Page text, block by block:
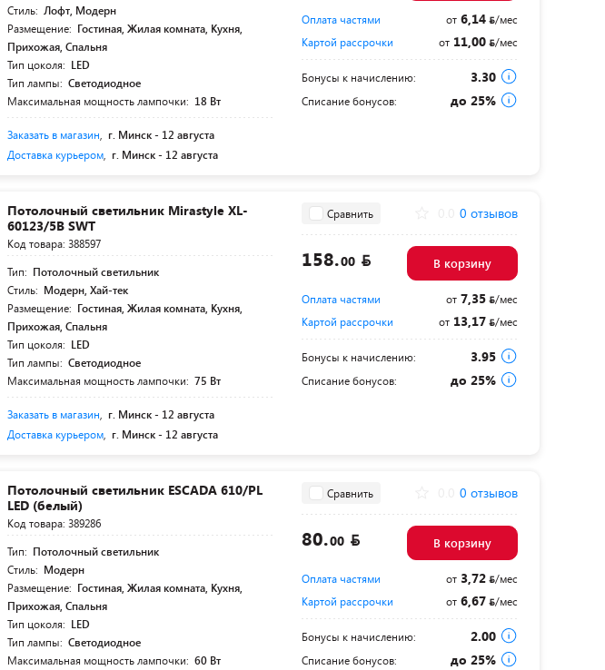
Стиль: Лофт, Модерн
Размещение: Гостиная, Жилая комната, Кухня,
Прихожая, Спальня
Тип цоколя: LED
Тип лампы: Светодиодное
Максимальная мощность лампочки: 18 Вт
Заказать в магазин г. Минск - 12 августа
Доставка курьером г. Минск - 12 августа
Оплата частями от6,14
/мес
Картой рассрочки
от11,00 /мес
Бонусы к начислению: 3.30
Списание бонусов: до 25%
Потолочный светильник Mirastyle XL-
60123/5B SWT
Код товара: 388597
Тип: Потолочный светильник
Стиль: Модерн, Хай-тек
Размещение: Гостиная, Жилая комната, Кухня,
Прихожая, Спальня
Тип цоколя: LED
Тип лампы: Светодиодное
Максимальная мощность лампочки: 75 Вт
Заказать в магазин г. Минск - 12 августа
Доставка курьером г. Минск - 12 августа
Сравнить 0 отзывов
158.00 В корзину
Оплата частями от7,35
/мес
Картой рассрочки
от13,17 /мес
Бонусы к начислению: 3.95
Списание бонусов: до 25%
Потолочный светильник ESCADA 610/PL
LED (белый)
Код товара: 389286
Тип: Потолочный светильник
Стиль: Модерн
Размещение: Гостиная, Жилая комната, Кухня,
Прихожая, Спальня
Тип цоколя: LED
Тип лампы: Светодиодное
Максимальная мощность лампочки: 60 Вт
Сравнить 0 отзывов
80.00 В корзину
Оплата частями от3,72
/мес
Картой рассрочки
от6,67 /мес
Бонусы к начислению: 2.00
Списание бонусов: до 25%